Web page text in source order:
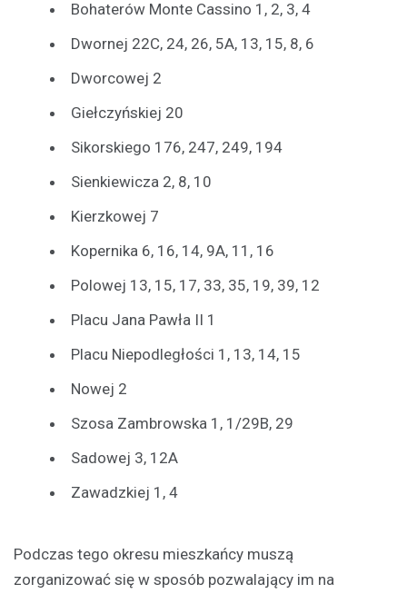
Bohaterów Monte Cassino 1, 2, 3, 4
Dwornej 22C, 24, 26, 5A, 13, 15, 8, 6
Dworcowej 2
Giełczyńskiej 20
Sikorskiego 176, 247, 249, 194
Sienkiewicza 2, 8, 10
Kierzkowej 7
Kopernika 6, 16, 14, 9A, 11, 16
Polowej 13, 15, 17, 33, 35, 19, 39, 12
Placu Jana Pawła II 1
Placu Niepodległości 1, 13, 14, 15
Nowej 2
Szosa Zambrowska 1, 1/29B, 29
Sadowej 3, 12A
Zawadzkiej 1, 4
Podczas tego okresu mieszkańcy muszą
zorganizować się w sposób pozwalający im na